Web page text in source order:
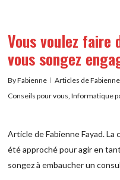
Vous voulez faire
vous songez
ByFabienne Articles de
Conseils pour vous,Informatique
Article de Fabienne Fayad. La
été approché pour agir en
songez à embaucher un